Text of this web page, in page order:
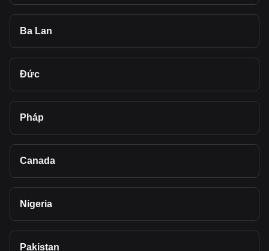
Ba Lan
Đức
Pháp
Canada
Nigeria
Pakistan